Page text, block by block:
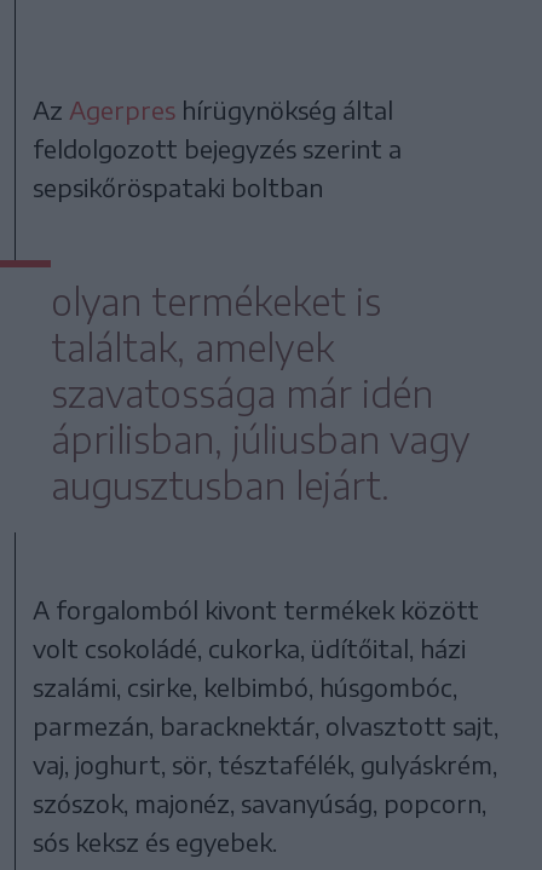
Az Agerpres hírügynökség által
feldolgozott bejegyzés szerint a
sepsikőröspataki boltban
olyan termékeket is
találtak, amelyek
szavatossága már idén
áprilisban, júliusban vagy
augusztusban lejárt.
A forgalomból kivont termékek között
volt csokoládé, cukorka, üdítőital, házi
szalámi, csirke, kelbimbó, húsgombóc,
parmezán, baracknektár, olvasztott sajt,
vaj, joghurt, sör, tésztafélék, gulyáskrém,
szószok, majonéz, savanyúság, popcorn,
sós keksz és egyebek.